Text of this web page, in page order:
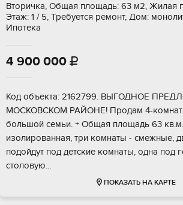
Вторичка, Общая площадь: 63 м2, Жилая
Этаж: 1 / 5, Требуется ремонт, Дом:
Ипотека
4 900 000 
Код объекта: 2162799. ВЫГОДНОЕ
МОСКОВСКОМ РАЙОНЕ! Продам 4-
большой семьи. + Общая площадь 63
изолированная, три комнаты - смежные,
подойдут под детские комнаты, одна под
столовую...
ПОКАЗАТЬ НА КАРТЕ